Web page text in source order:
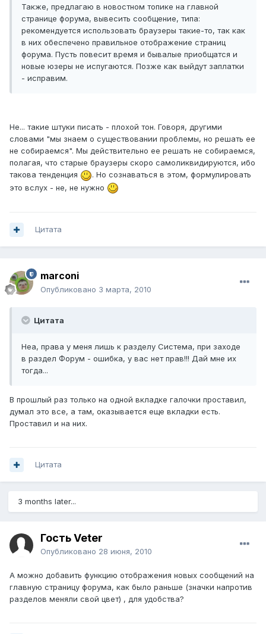
Также, предлагаю в новостном топике на главной
странице форума, вывесить сообщение, типа:
рекомендуется использовать браузеры такие-то, так как
в них обеспечено правильное отображение страниц
форума. Пусть повесит время и бывалые приобщатся и
новые юзеры не испугаются. Позже как выйдут заплатки
- исправим.
Не... такие штуки писать - плохой тон. Говоря, другими
словами "мы знаем о существовании проблемы, но решать ее
не собираемся". Мы действительно ее решать не собираемся,
полагая, что старые браузеры скоро самоликвидируются, ибо
такова тенденция
. Но сознаваться в этом, формулировать
это вслух - не, не нужно
Цитата
marconi
Опубликовано 3 марта, 2010
Цитата
Неа, права у меня лишь к разделу Система, при заходе
в раздел Форум - ошибка, у вас нет прав!!! Дай мне их
тогда...
В прошлый раз только на одной вкладке галочки проставил,
думал это все, а там, оказывается еще вкладки есть.
Проставил и на них.
Цитата
3 months later...
Гость Veter
Опубликовано 28 июня, 2010
А можно добавить функцию отображения новых сообщений на
главную страницу форума, как было раньше (значки напротив
разделов меняли свой цвет) , для удобства?